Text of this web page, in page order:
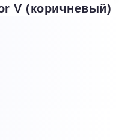
V (коричневый)